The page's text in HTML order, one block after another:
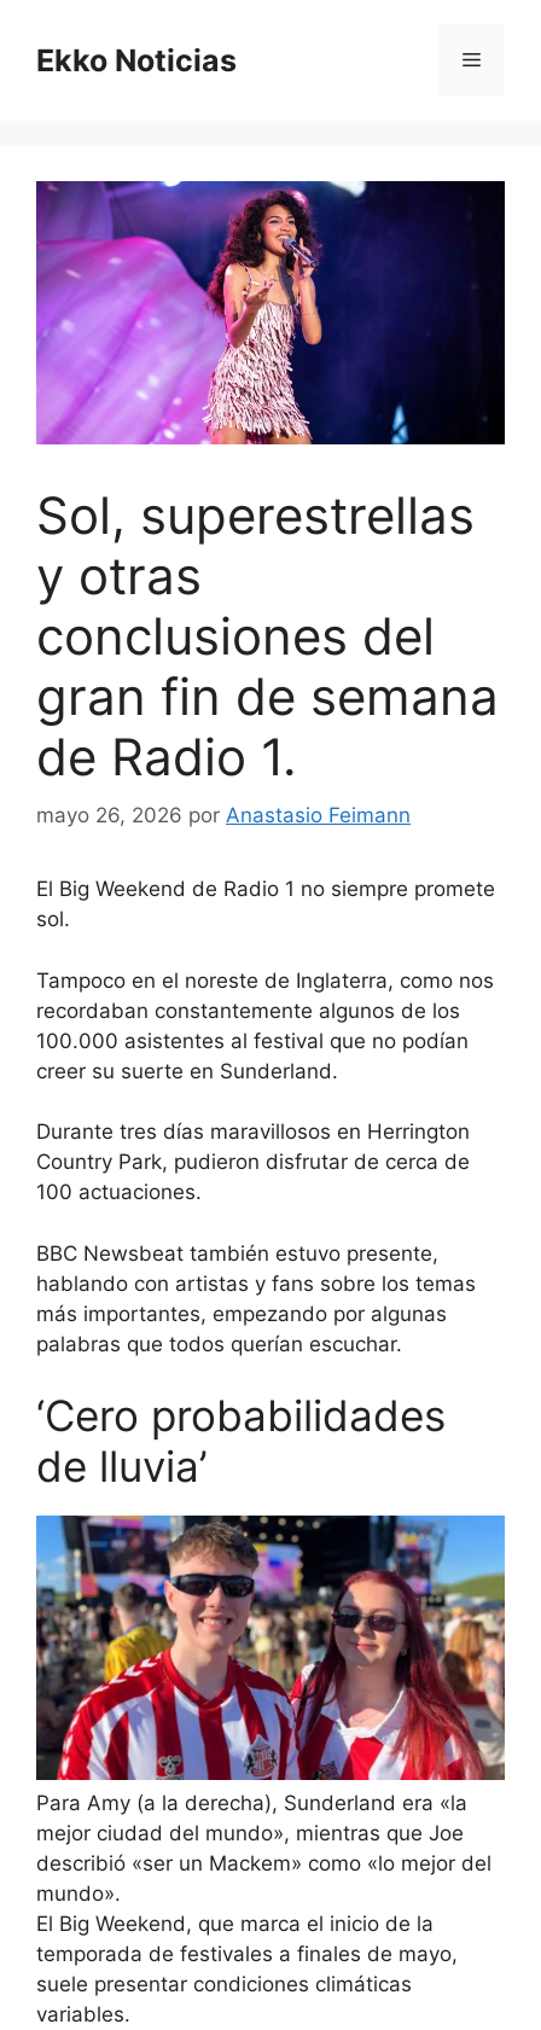
contenido
Ekko Noticias Menú
Sol, superestrellas
y otras
conclusiones del
gran fin de semana
de Radio 1.
mayo 26, 2026 por Anastasio Feimann
El Big Weekend de Radio 1 no siempre promete
sol.
Tampoco en el noreste de Inglaterra, como nos
recordaban constantemente algunos de los
100.000 asistentes al festival que no podían
creer su suerte en Sunderland.
Durante tres días maravillosos en Herrington
Country Park, pudieron disfrutar de cerca de
100 actuaciones.
BBC Newsbeat también estuvo presente,
hablando con artistas y fans sobre los temas
más importantes, empezando por algunas
palabras que todos querían escuchar.
‘Cero probabilidades
de lluvia’
Para Amy (a la derecha), Sunderland era «la
mejor ciudad del mundo», mientras que Joe
describió «ser un Mackem» como «lo mejor del
mundo».
El Big Weekend, que marca el inicio de la
temporada de festivales a finales de mayo,
suele presentar condiciones climáticas
variables.